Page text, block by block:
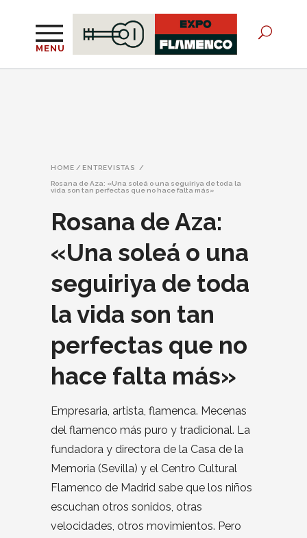
MENU
HOME / ENTREVISTAS /
Rosana de Aza: «Una soleá o una seguiriya de toda la
vida son tan perfectas que no hace falta más»
Rosana de Aza:
«Una soleá o una
seguiriya de toda
la vida son tan
perfectas que no
hace falta más»
Empresaria, artista, flamenca. Mecenas
del flamenco más puro y tradicional. La
fundadora y directora de la Casa de la
Memoria (Sevilla) y el Centro Cultural
Flamenco de Madrid sabe que los niños
escuchan otros sonidos, otras
velocidades, otros movimientos. Pero